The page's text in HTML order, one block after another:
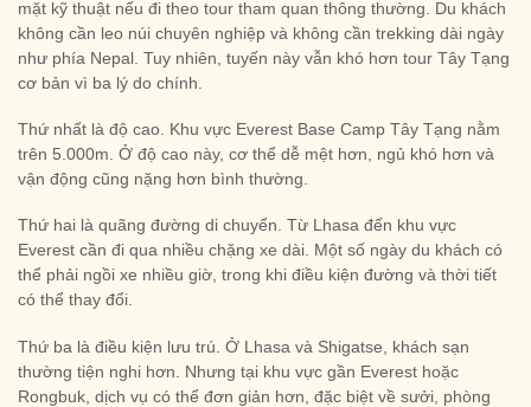
mặt kỹ thuật nếu đi theo tour tham quan thông thường. Du khách
không cần leo núi chuyên nghiệp và không cần trekking dài ngày
như phía Nepal. Tuy nhiên, tuyến này vẫn khó hơn tour Tây Tạng
cơ bản vì ba lý do chính.
Thứ nhất là độ cao. Khu vực Everest Base Camp Tây Tạng nằm
trên 5.000m. Ở độ cao này, cơ thể dễ mệt hơn, ngủ khó hơn và
vận động cũng nặng hơn bình thường.
Thứ hai là quãng đường di chuyển. Từ Lhasa đến khu vực
Everest cần đi qua nhiều chặng xe dài. Một số ngày du khách có
thể phải ngồi xe nhiều giờ, trong khi điều kiện đường và thời tiết
có thể thay đổi.
Thứ ba là điều kiện lưu trú. Ở Lhasa và Shigatse, khách sạn
thường tiện nghi hơn. Nhưng tại khu vực gần Everest hoặc
Rongbuk, dịch vụ có thể đơn giản hơn, đặc biệt về sưởi, phòng